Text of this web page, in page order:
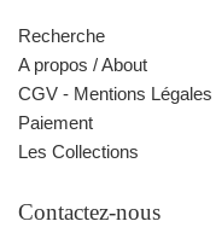
Recherche
A propos / About
CGV - Mentions Légales
Paiement
Les Collections
Contactez-nous